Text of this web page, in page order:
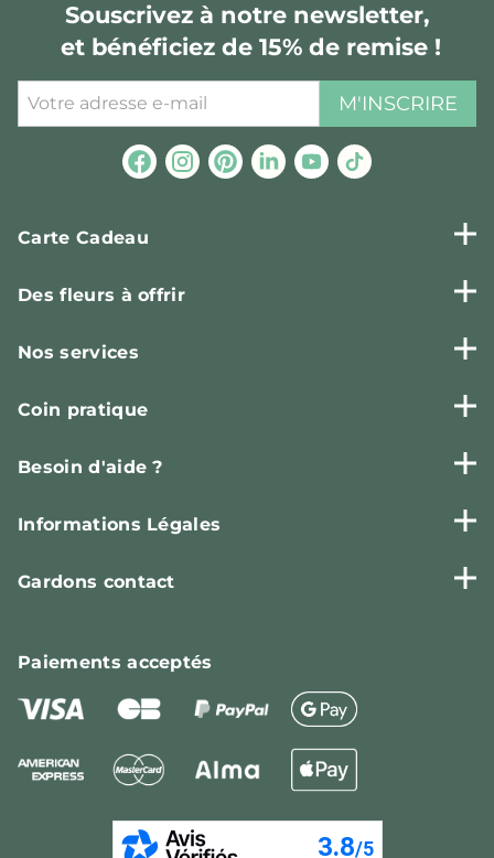
Souscrivez à notre newsletter,
et bénéficiez de 15% de remise !
M'INSCRIRE
Carte Cadeau
Des fleurs à offrir
Nos services
Coin pratique
Besoin d'aide ?
Informations Légales
Gardons contact
Paiementsacceptés